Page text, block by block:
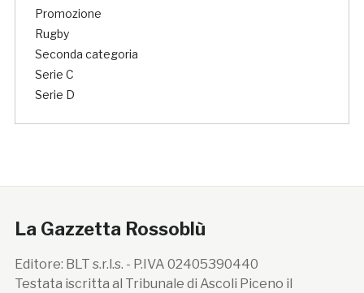
Promozione
Rugby
Seconda categoria
Serie C
Serie D
La Gazzetta Rossoblù
Editore: BLT s.r.l.s. - P.IVA 02405390440
Testata iscritta al Tribunale di Ascoli Piceno il